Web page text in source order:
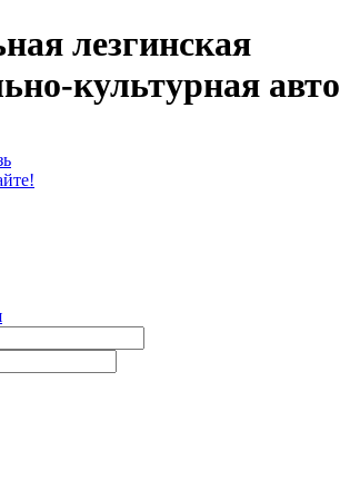
лезгинская
культурная